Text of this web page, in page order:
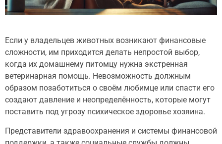
Если у владельцев животных возникают финансовые
сложности, им приходится делать непростой выбор,
когда их домашнему питомцу нужна экстренная
ветеринарная помощь. Невозможность должным
образом позаботиться о своём любимце или спасти его
создают давление и неопределённость, которые могут
поставить под угрозу психическое здоровье хозяина.
Представители здравоохранения и системы финансовой